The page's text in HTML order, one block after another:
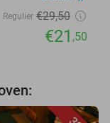
Regulier €29,50
€21 ,50